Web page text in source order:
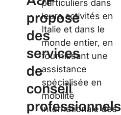
propose
des
services
de
conseil
professionnels
particuliers dans
leurs activités en
Italie et dans le
monde entier, en
fournissant une
assistance
spécialisée en
mobilité
internationale des